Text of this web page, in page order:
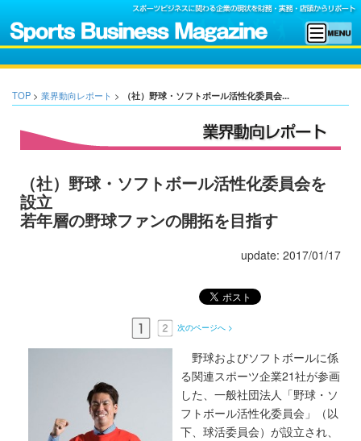
TOP > 業界動向レポート > （社）野球・ソフトボール活性化委員会...
（社）野球・ソフトボール活性化委員会を
設立
若年層の野球ファンの開拓を目指す
update: 2017/01/17
次のページへ >
野球およびソフトボールに係
る関連スポーツ企業21社が参画
した、一般社団法人「野球・ソ
フトボール活性化委員会」（以
下、球活委員会）が設立され、